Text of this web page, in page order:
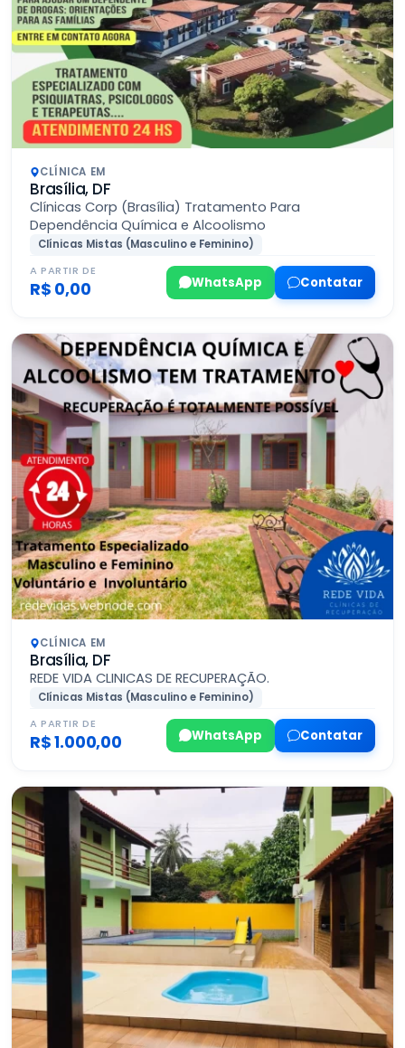
CLÍNICA EM
Brasília, DF
Clínicas Corp (Brasília) Tratamento Para
Dependência Química e Alcoolismo
Clínicas Mistas (Masculino e Feminino)
A PARTIR DE
R$ 0,00 WhatsApp Contatar
CLÍNICA EM
Brasília, DF
REDE VIDA CLINICAS DE RECUPERAÇÃO.
Clínicas Mistas (Masculino e Feminino)
A PARTIR DE
R$ 1.000,00 WhatsApp Contatar